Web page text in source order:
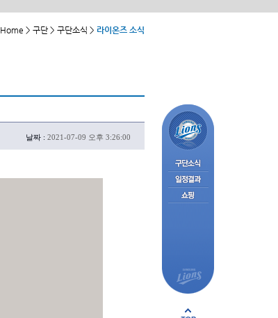
Home > 구단 > 구단소식 > 라이온즈 소식
날짜 : 2021-07-09 오후 3:26:00